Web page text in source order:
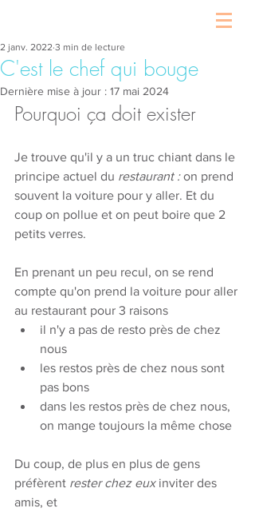
C'est le chef qui bouge
2 janv. 2022 3 min de lecture
Dernière mise à jour : 17 mai 2024
Pourquoi ça doit exister
Je trouve qu'il y a un truc chiant dans le
principe actuel du restaurant : on prend
souvent la voiture pour y aller. Et du
coup on pollue et on peut boire que 2
petits verres.
En prenant un peu recul, on se rend
compte qu'on prend la voiture pour aller
au restaurant pour 3 raisons
il n'y a pas de resto près de chez
nous
les restos près de chez nous sont
pas bons
dans les restos près de chez nous,
on mange toujours la même chose
Du coup, de plus en plus de gens
préfèrent rester chez eux inviter des
amis, et